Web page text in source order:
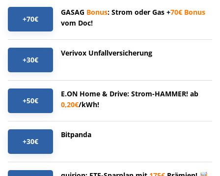
+70€
GASAG Bonus: Strom oder Gas +70€ Bonus
vom Doc!
+30€
Verivox Unfallversicherung
+50€
E.ON Home & Drive: Strom-HAMMER! ab
0,20€/kWh!
+30€
Bitpanda